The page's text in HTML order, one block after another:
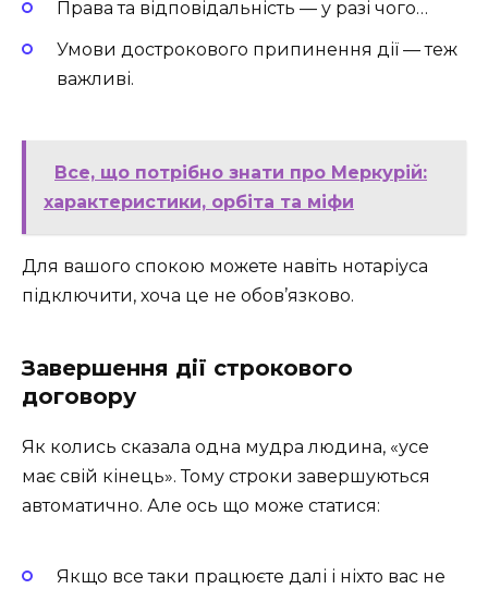
Права та відповідальність — у разі чого…
Умови дострокового припинення дії — теж
важливі.
Все, що потрібно знати про Меркурій:
характеристики, орбіта та міфи
Для вашого спокою можете навіть нотаріуса
підключити, хоча це не обов’язково.
Завершення дії строкового
договору
Як колись сказала одна мудра людина, «усе
має свій кінець». Тому строки завершуються
автоматично. Але ось що може статися:
Якщо все таки працюєте далі і ніхто вас не